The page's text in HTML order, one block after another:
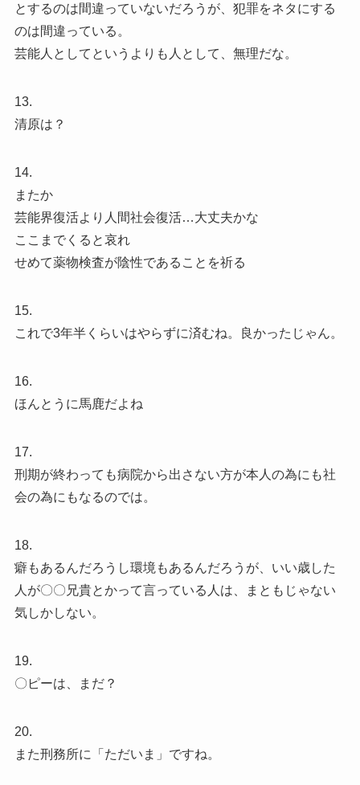
とするのは間違っていないだろうが、犯罪をネタにする
のは間違っている。
芸能人としてというよりも人として、無理だな。
13.
清原は？
14.
またか
芸能界復活より人間社会復活…大丈夫かな
ここまでくると哀れ
せめて薬物検査が陰性であることを祈る
15.
これで3年半くらいはやらずに済むね。良かったじゃん。
16.
ほんとうに馬鹿だよね
17.
刑期が終わっても病院から出さない方が本人の為にも社
会の為にもなるのでは。
18.
癖もあるんだろうし環境もあるんだろうが、いい歳した
人が〇〇兄貴とかって言っている人は、まともじゃない
気しかしない。
19.
〇ピーは、まだ？
20.
また刑務所に「ただいま」ですね。